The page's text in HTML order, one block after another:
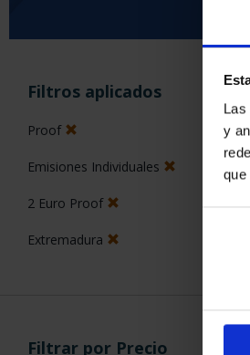
y
Filtros aplicados
Proof
Emisiones Individuales
2 Euro Proof
Extremadura
Filtrar por Precio